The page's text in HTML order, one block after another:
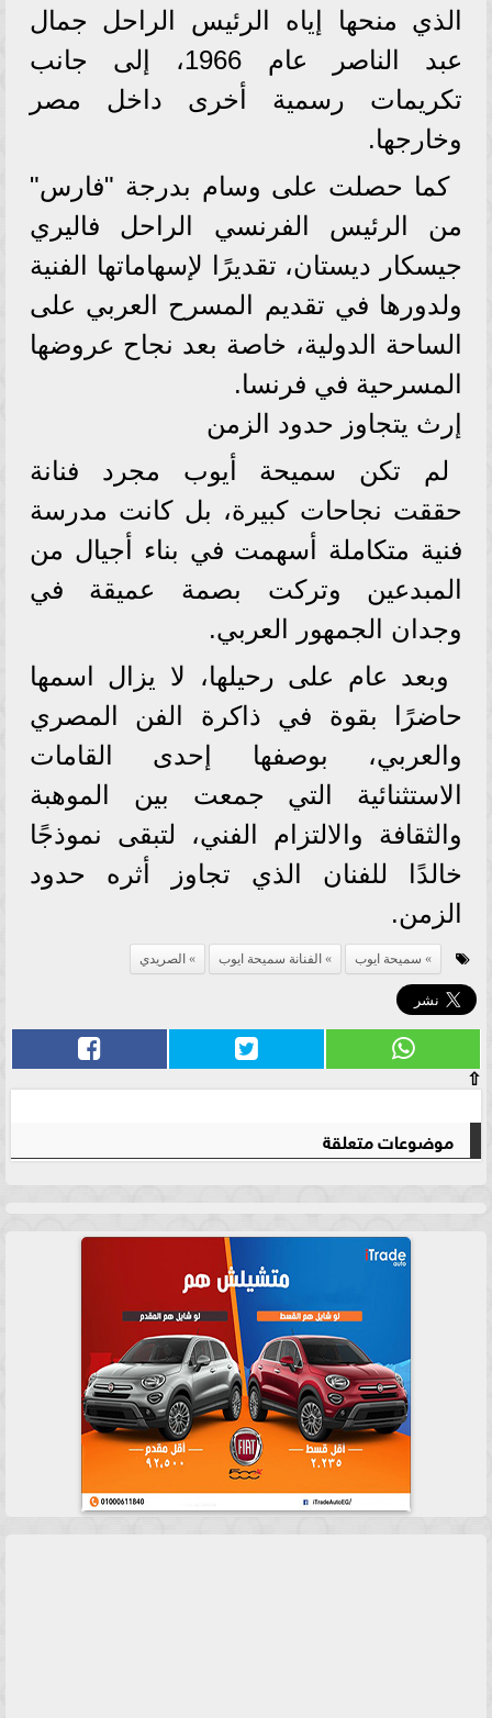
الذي منحها إياه الرئيس الراحل جمال
عبد الناصر عام 1966، إلى جانب
تكريمات رسمية أخرى داخل مصر
وخارجها.
كما حصلت على وسام بدرجة "فارس"
من الرئيس الفرنسي الراحل فاليري
جيسكار ديستان، تقديرًا لإسهاماتها الفنية
ولدورها في تقديم المسرح العربي على
الساحة الدولية، خاصة بعد نجاح عروضها
المسرحية في فرنسا.
إرث يتجاوز حدود الزمن
لم تكن سميحة أيوب مجرد فنانة
حققت نجاحات كبيرة، بل كانت مدرسة
فنية متكاملة أسهمت في بناء أجيال من
المبدعين وتركت بصمة عميقة في
وجدان الجمهور العربي.
وبعد عام على رحيلها، لا يزال اسمها
حاضرًا بقوة في ذاكرة الفن المصري
والعربي، بوصفها إحدى القامات
الاستثنائية التي جمعت بين الموهبة
والثقافة والالتزام الفني، لتبقى نموذجًا
خالدًا للفنان الذي تجاوز أثره حدود
الزمن.
سميحة ايوب الفنانة سميحة ايوب الصريدي
⇧
موضوعات متعلقة